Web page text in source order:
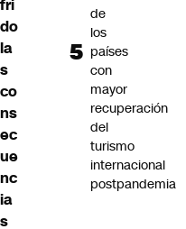
fri
do
la
s
co
ns
ec
ue
nc
ia
s
de
los
países
con
mayor
recuperación
del
turismo
internacional
postpandemia